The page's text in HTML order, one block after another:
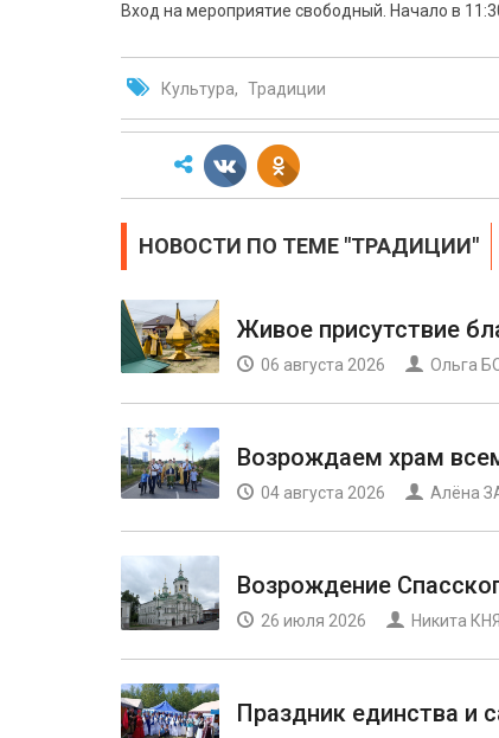
Вход на мероприятие свободный. Начало в
Культура Традиции
НОВОСТИ ПО ТЕМЕ "ТРАДИЦИИ"
Живое присутствие
06 августа 2026 Ольга
Возрождаем храм
04 августа 2026 Алёна
Возрождение
26 июля 2026 Никита
Праздник единства и